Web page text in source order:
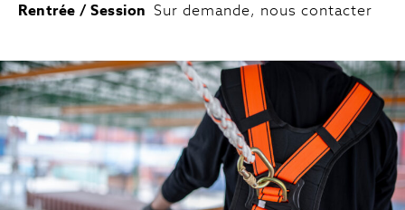
Rentrée / Session Sur demande, nous contacter